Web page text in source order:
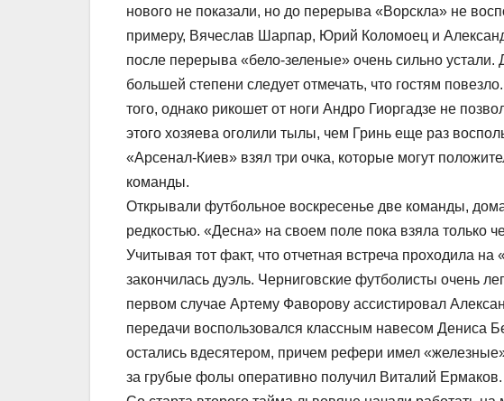
нового не показали, но до перерыва «Ворскла» не
примеру, Вячеслав Шарпар, Юрий Коломоец и
после перерыва «бело-зеленые» очень сильно устали.
большей степени следует отмечать, что гостям
того, однако рикошет от ноги Андро Гиоргадзе не
этого хозяева оголили тылы, чем Гринь еще раз
«Арсенал-Киев» взял три очка, которые могут
команды.
Открывали футбольное воскресенье две команды,
редкостью. «Десна» на своем поле пока взяла только
Учитывая тот факт, что отчетная встреча проходила
закончилась дуэль. Черниговские футболисты очень
первом случае Артему Фаворову ассистировал
передачи воспользовался классным навесом Дениса
остались вдесятером, причем рефери имел
за грубые фолы оперативно получил Виталий Ермаков.